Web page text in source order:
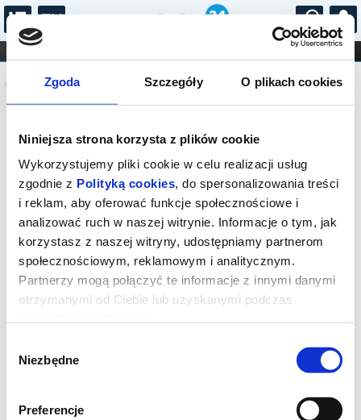
Zgoda Szczegóły O plikach cookies
Niniejsza strona korzysta z plików cookie
Wykorzystujemy pliki cookie w celu realizacji usług
zgodnie z Polityką cookies, do spersonalizowania treści
i reklam, aby oferować funkcje społecznościowe i
analizować ruch w naszej witrynie. Informacje o tym, jak
korzystasz z naszej witryny, udostępniamy partnerom
społecznościowym, reklamowym i analitycznym.
Partnerzy mogą połączyć te informacje z innymi danymi
otrzymanymi od Ciebie lub uzyskanymi podczas
zgody
Niezbędne
Preferencje
...
FILHARMONIA OPERA I BALET
STAND-UP
DLA DZIECI
Komunikat
Sprzedaż on-line została zakończona,
sprawdź dostępność biletów w kasie.